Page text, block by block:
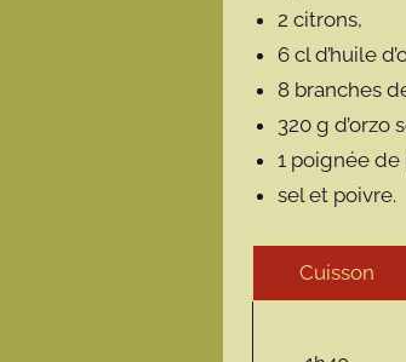
2 citrons,
6 cl d’huile
8 branches
320 g d’orzo
1 poignée de
sel et poivre.
Cuisson